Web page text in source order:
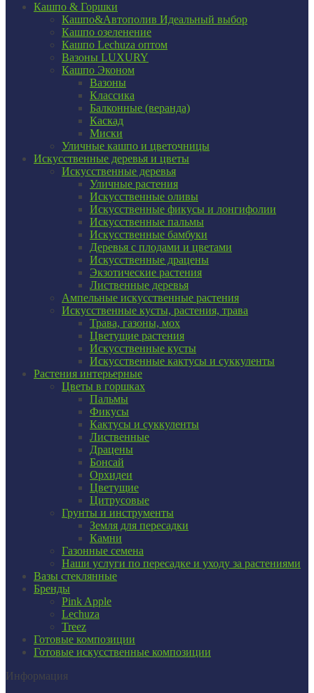
Кашпо & Горшки
Кашпо&Автополив Идеальный выбор
Кашпо озеленение
Кашпо Lechuza оптом
Вазоны LUXURY
Кашпо Эконом
Вазоны
Классика
Балконные (веранда)
Каскад
Миски
Уличные кашпо и цветочницы
Искусственные деревья и цветы
Искусственные деревья
Уличные растения
Искусственные оливы
Искусственные фикусы и лонгифолии
Искусственные пальмы
Искусственные бамбуки
Деревья с плодами и цветами
Искусственные драцены
Экзотические растения
Лиственные деревья
Ампельные искусственные растения
Искусственные кусты, растения, трава
Трава, газоны, мох
Цветущие растения
Искусственные кусты
Искусственные кактусы и суккуленты
Растения интерьерные
Цветы в горшках
Пальмы
Фикусы
Кактусы и суккуленты
Лиственные
Драцены
Бонсай
Орхидеи
Цветущие
Цитрусовые
Грунты и инструменты
Земля для пересадки
Камни
Газонные семена
Наши услуги по пересадке и уходу за растениями
Вазы стеклянные
Бренды
Pink Apple
Lechuza
Treez
Готовые композиции
Готовые искусственные композиции
Информация